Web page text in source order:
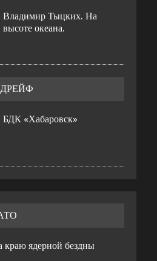
Владимир Тыцких. На
высоте океана.
БДК «Хабаровск»
краю ядерной бездны